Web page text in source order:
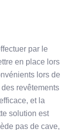
par le
en place lors
lors de
revêtements
et la
solution est
pas de cave,